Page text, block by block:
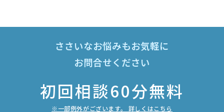
ささいなお悩みもお気軽に
お問合せください
初回相談60分無料
※一部例外がございます。 詳しくはこちら